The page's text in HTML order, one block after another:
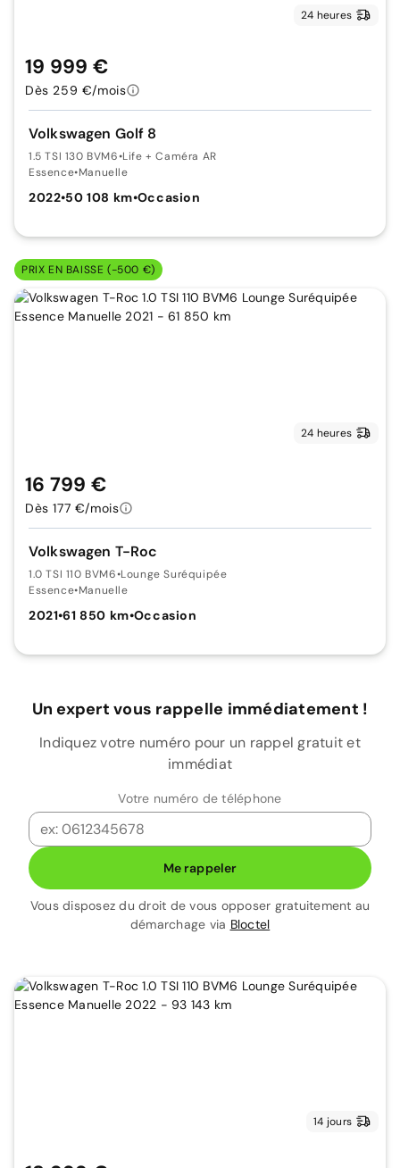
24 heures
Volkswagen Golf 8
1.5 TSI 130 BVM6•Life + Caméra AR
Essence•Manuelle
2022•50 108 km•Occasion
19 999 €
Dès 259 €/mois
PRIX EN BAISSE (-500 €)
24 heures
Volkswagen T-Roc
1.0 TSI 110 BVM6•Lounge Suréquipée
Essence•Manuelle
2021•61 850 km•Occasion
16 799 €
Dès 177 €/mois
Un expert vous rappelle immédiatement !
Indiquez votre numéro pour un rappel gratuit et
immédiat
Votre numéro de téléphone
Me rappeler
Vous disposez du droit de vous opposer gratuitement au
démarchage via Bloctel
14 jours